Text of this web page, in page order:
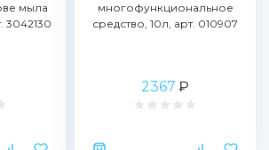
мыла
3042130
многофункциональное
средство, 10л, арт. 010907
2367 ₽